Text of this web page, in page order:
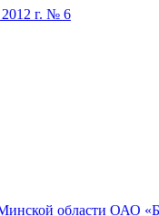
2012 г. № 6
области ОАО